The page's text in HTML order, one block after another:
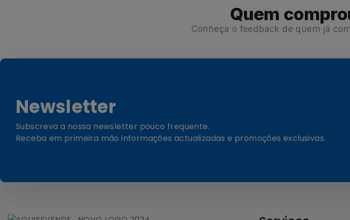
Quem
Conheça o feedback de quem já
Newsletter
Subscreva a nossa newsletter pouco frequente.
Receba em primeira mão informações actualizadas e promoções exclusivas.